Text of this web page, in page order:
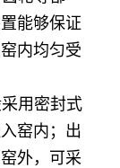
能够保证
内均匀受
用密封式
窑内；出
外，可采